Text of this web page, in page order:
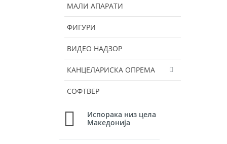
МАЛИ АПАРАТИ
ФИГУРИ
ВИДЕО НАДЗОР
КАНЦЕЛАРИСКА ОПРЕМА
СОФТВЕР
Испорака низ цела
Македонија